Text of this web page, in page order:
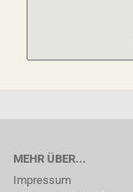
MEHR ÜBER...
Impressum